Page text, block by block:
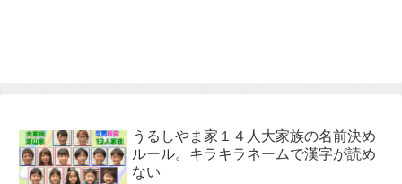
うるしやま家１４人大家族の名前決め
ルール。キラキラネームで漢字が読め
ない